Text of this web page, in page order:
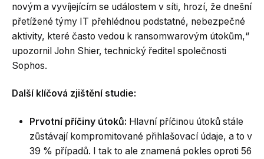
novým a vyvíjejícím se událostem v síti, hrozí, že dnešní
přetížené týmy IT přehlédnou podstatné, nebezpečné
aktivity, které často vedou k ransomwarovým útokům,“
upozornil John Shier, technický ředitel společnosti
Sophos.
Další klíčová zjištění studie:
Prvotní příčiny útoků: Hlavní příčinou útoků stále
zůstávají kompromitované přihlašovací údaje, a to v
39 % případů. I tak to ale znamená pokles oproti 56